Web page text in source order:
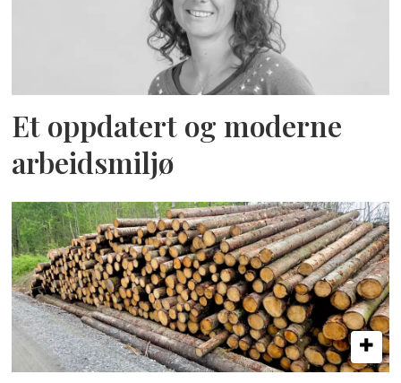
Et oppdatert og moderne
arbeidsmiljø